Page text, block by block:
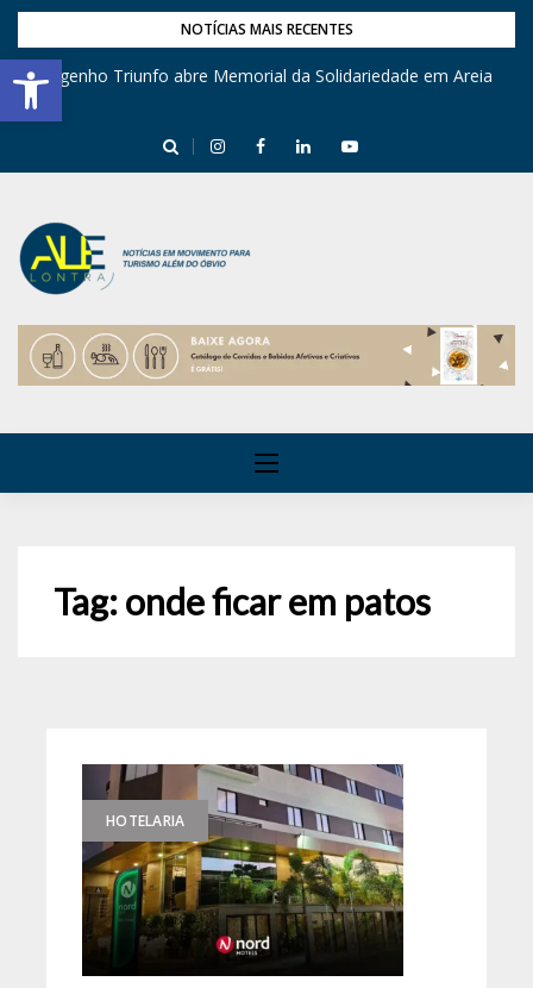
Barra de Ferramentas Aberta
NOTÍCIAS MAIS RECENTES
Engenho Triunfo abre Memorial da Solidariedade em Areia
Tag:onde ficar em patos
HOTELARIA